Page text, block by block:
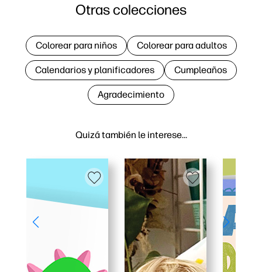
Quizá también le interese…
Otras colecciones
Colorear para niños Colorear para adultos
Calendarios y planificadores Cumpleaños
Agradecimiento